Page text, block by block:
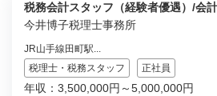
税務会計スタッフ（経験者優遇）/会
今井博子税理士事務所
JR山手線田町駅...
税理士・税務スタッフ
正社員
年収：3,500,000円～5,000,000円